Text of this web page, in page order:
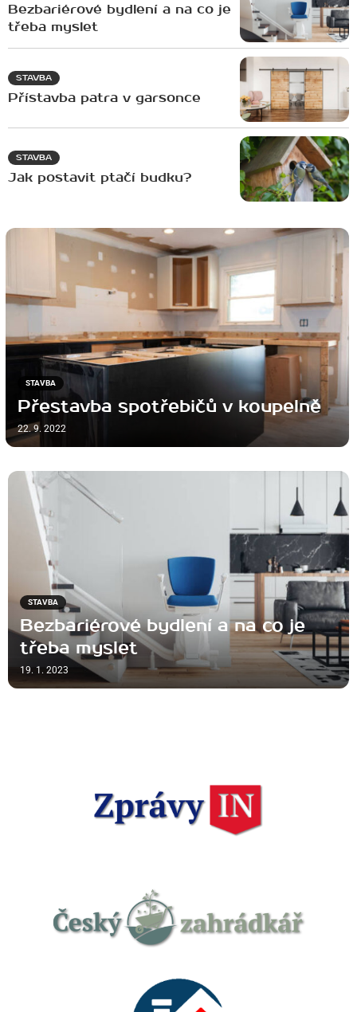
Bezbariérové bydlení a na co je
třeba myslet
STAVBA
Přístavba patra v garsonce
STAVBA
Jak postavit ptačí budku?
STAVBA
Přestavba spotřebičů v koupelně
22. 9. 2022
STAVBA
Bezbariérové bydlení a na co je
třeba myslet
19. 1. 2023